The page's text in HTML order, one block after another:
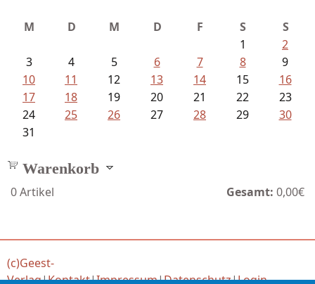
M D M D F S
S
1
2
3
4 5 6 7 8
9
10
11 12 13 14 15
16
17
18 19 20 21 22
23
24
25 26 27 28 29
30
31
Warenkorb
0Artikel Gesamt: 0,00€
(c)Geest-
Verlag|Kontakt|Impressum|Datenschutz|Login